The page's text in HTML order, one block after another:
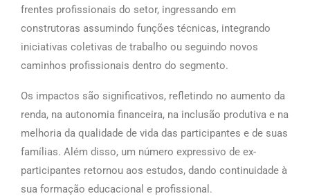
frentes profissionais do setor, ingressando em
construtoras assumindo funções técnicas, integrando
iniciativas coletivas de trabalho ou seguindo novos
caminhos profissionais dentro do segmento.
Os impactos são significativos, refletindo no aumento da
renda, na autonomia financeira, na inclusão produtiva e na
melhoria da qualidade de vida das participantes e de suas
famílias. Além disso, um número expressivo de ex-
participantes retornou aos estudos, dando continuidade à
sua formação educacional e profissional.